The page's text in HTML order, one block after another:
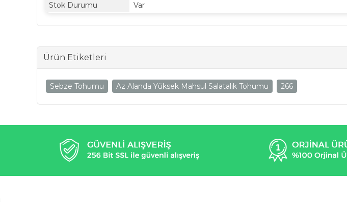
Stok Durumu
Var
Ürün Etiketleri
Sebze Tohumu Az Alanda Yüksek Mahsul Salatalık Tohumu 266